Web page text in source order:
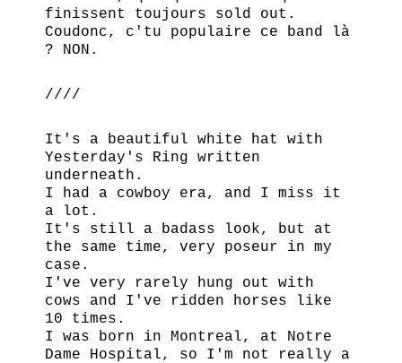
finissent toujours sold out.
Coudonc, c'tu populaire ce band là
? NON.
////
It's a beautiful white hat with
Yesterday's Ring written
underneath.
I had a cowboy era, and I miss it
a lot.
It's still a badass look, but at
the same time, very poseur in my
case.
I've very rarely hung out with
cows and I've ridden horses like
10 times.
I was born in Montreal, at Notre
Dame Hospital, so I'm not really a